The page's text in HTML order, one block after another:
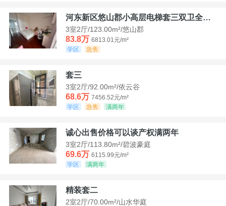
河东新区悠山郡小高层电梯套三双卫全装带家具家电
3室2厅/123.00m²/悠山郡
83.8万 6813.01元/m²
学区
急售
套三
3室2厅/92.00m²/依云谷
68.6万 7456.52元/m²
学区
急售 满两年
诚心出售价格可以谈产权满两年
3室2厅/113.80m²/碧波豪庭
69.6万 6115.99元/m²
学区
满两年
精装套二
2室2厅/70.00m²/山水华庭